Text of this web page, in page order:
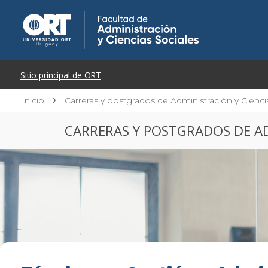
Inicio Carreras y postgrados de Administración y
CARRERAS Y POSTGRADOS DE